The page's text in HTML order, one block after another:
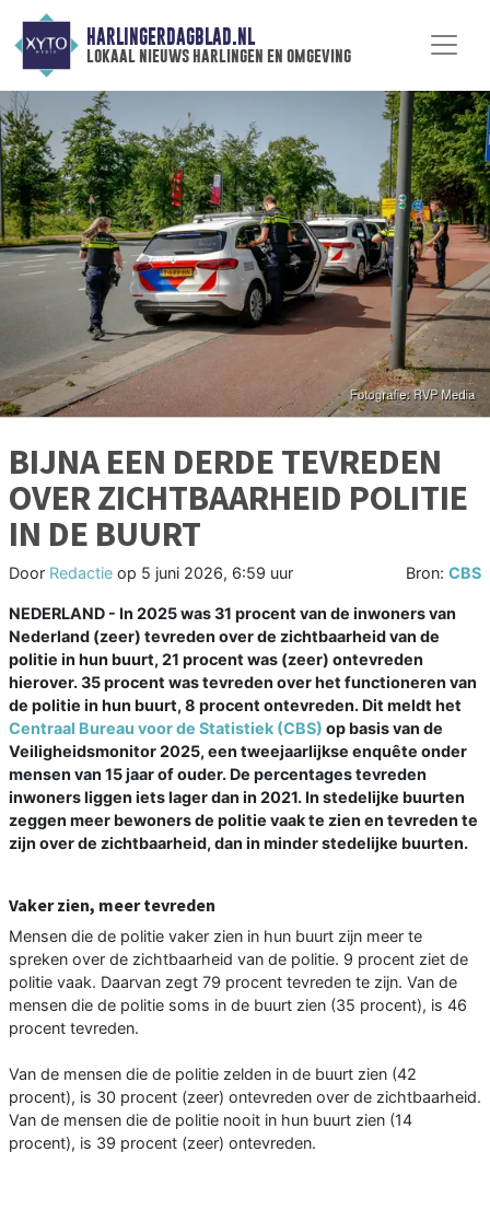
HARLINGERDAGBLAD.NL
lokaal nieuws harlingen en omgeving
BIJNA EEN DERDE TEVREDEN
OVER ZICHTBAARHEID POLITIE
IN DE BUURT
Door Redactie op 5 juni 2026, 6:59 uur Bron: CBS
NEDERLAND - In 2025 was 31 procent van de inwoners van
Nederland (zeer) tevreden over de zichtbaarheid van de
politie in hun buurt, 21 procent was (zeer) ontevreden
hierover. 35 procent was tevreden over het functioneren van
de politie in hun buurt, 8 procent ontevreden. Dit meldt het
Centraal Bureau voor de Statistiek (CBS) op basis van de
Veiligheidsmonitor 2025, een tweejaarlijkse enquête onder
mensen van 15 jaar of ouder. De percentages tevreden
inwoners liggen iets lager dan in 2021. In stedelijke buurten
zeggen meer bewoners de politie vaak te zien en tevreden te
zijn over de zichtbaarheid, dan in minder stedelijke buurten.
Vaker zien, meer tevreden
Mensen die de politie vaker zien in hun buurt zijn meer te
spreken over de zichtbaarheid van de politie. 9 procent ziet de
politie vaak. Daarvan zegt 79 procent tevreden te zijn. Van de
mensen die de politie soms in de buurt zien (35 procent), is 46
procent tevreden.
Van de mensen die de politie zelden in de buurt zien (42
procent), is 30 procent (zeer) ontevreden over de zichtbaarheid.
Van de mensen die de politie nooit in hun buurt zien (14
procent), is 39 procent (zeer) ontevreden.